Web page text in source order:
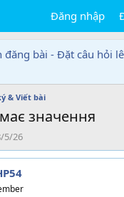
Đăng nhập
đăng bài - Đặt câu hỏi
& Viết bài
значення
5/26